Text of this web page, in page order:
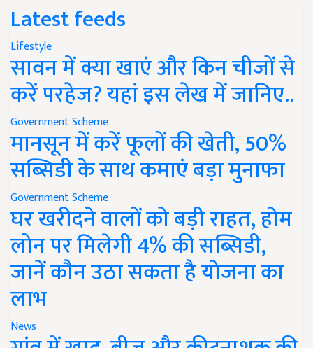
Latest feeds
Lifestyle
सावन में क्या खाएं और किन चीजों से
करें परहेज? यहां इस लेख में जानिए..
Government Scheme
मानसून में करें फूलों की खेती, 50%
सब्सिडी के साथ कमाएं बड़ा मुनाफा
Government Scheme
घर खरीदने वालों को बड़ी राहत, होम
लोन पर मिलेगी 4% की सब्सिडी,
जानें कौन उठा सकता है योजना का
लाभ
News